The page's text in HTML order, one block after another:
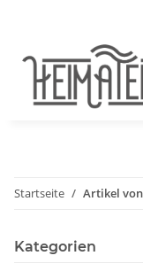
Startseite Artikel
Kategorien